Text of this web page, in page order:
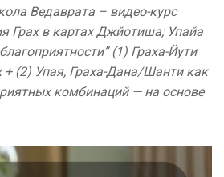
Ведаврата – видео-курс
Грах в картах Джйотиша; Упайа
(1) Граха-Йути
+ (2) Упая, Граха-Дана/Шанти как
комбинаций — на основе